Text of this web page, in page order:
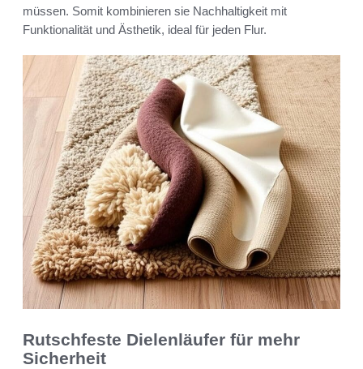
müssen. Somit kombinieren sie Nachhaltigkeit mit
Funktionalität und Ästhetik, ideal für jeden Flur.
Rutschfeste Dielenläufer für mehr
Sicherheit